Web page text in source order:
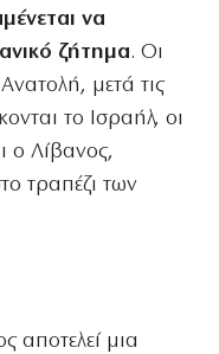
να
ζήτημα. Οι
μετά τις
το Ισραήλ, οι
ο Λίβανος,
τραπέζι των
αποτελεί μια